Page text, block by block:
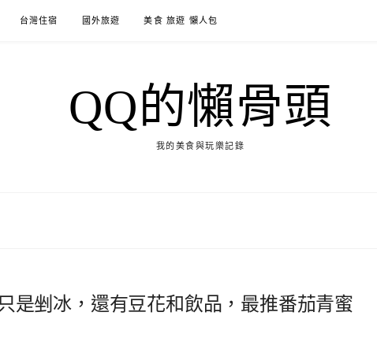
台灣住宿 國外旅遊 美食 旅遊 懶人包
QQ的懶骨頭
我的美食與玩樂記錄
是剉冰，還有豆花和飲品，最推番茄青蜜